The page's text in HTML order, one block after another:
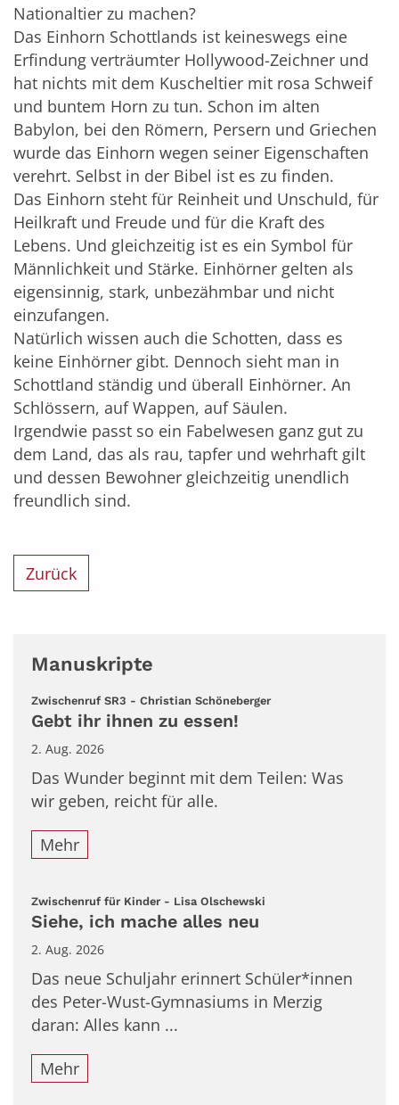
Nationaltier zu machen?
Das Einhorn Schottlands ist keineswegs eine
Erfindung verträumter Hollywood-Zeichner und
hat nichts mit dem Kuscheltier mit rosa Schweif
und buntem Horn zu tun. Schon im alten
Babylon, bei den Römern, Persern und Griechen
wurde das Einhorn wegen seiner Eigenschaften
verehrt. Selbst in der Bibel ist es zu finden.
Das Einhorn steht für Reinheit und Unschuld, für
Heilkraft und Freude und für die Kraft des
Lebens. Und gleichzeitig ist es ein Symbol für
Männlichkeit und Stärke. Einhörner gelten als
eigensinnig, stark, unbezähmbar und nicht
einzufangen.
Natürlich wissen auch die Schotten, dass es
keine Einhörner gibt. Dennoch sieht man in
Schottland ständig und überall Einhörner. An
Schlössern, auf Wappen, auf Säulen.
Irgendwie passt so ein Fabelwesen ganz gut zu
dem Land, das als rau, tapfer und wehrhaft gilt
und dessen Bewohner gleichzeitig unendlich
freundlich sind.
Zurück
Manuskripte
Zwischenruf SR3 - Christian Schöneberger:
Gebt ihr ihnen zu essen!
2. Aug. 2026
Das Wunder beginnt mit dem Teilen: Was
wir geben, reicht für alle.
Mehr
Zwischenruf für Kinder - Lisa Olschewski
Siehe, ich mache alles neu
2. Aug. 2026
Das neue Schuljahr erinnert Schüler*innen
des Peter-Wust-Gymnasiums in Merzig
daran: Alles kann ...
Mehr